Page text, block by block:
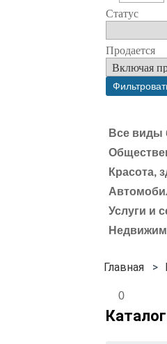
Статус
Продается
Все виды
Красота,
Услуги и
0